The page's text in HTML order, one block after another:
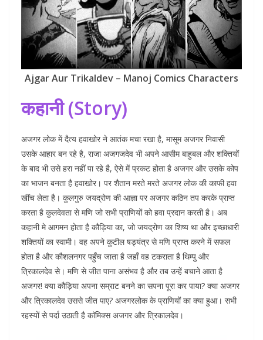
Ajgar Aur Trikaldev – Manoj Comics Characters
कहानी (Story)
अजगर लोक में दैत्य हवाखोर ने आतंक मचा रखा है, मासूम अजगर निवासी
उसके आहार बन रहे है, राजा अजगजदेव भी अपने आसीम बाहुबल और शक्तियों
के बाद भी उसे हरा नहीं पा रहे है, ऐसे में प्रकट होता है अजगर और उसके कोप
का भाजन बनता है हवाखोर। पर शैतान मरते मरते अजगर लोक की काफी हवा
खींच लेता है। कुलगुरु जयद्रोण की आज्ञा पर अजगर कठिन तप करके प्राप्त
करता है कुलदेवता से मणि जो सभी प्राणियों को हवा प्रदान करती है। अब
कहानी मे आगमन होता है कौड़िया का, जो जयद्रोण का शिष्य था और इच्छाधारी
शक्तियों का स्वामी। वह अपने कुटील षड्यंत्र से मणि प्राप्त करने में सफल
होता है और कौशलनगर पहुँच जाता है जहाँ वह टकराता है थिम्पु और
त्रिकालदेव से। मणि से जीत पाना असंभव है और तब उन्हें बचाने आता है
अजगर! क्या कौड़िया अपना सम्राट बनने का सपना पूरा कर पाया? क्या अजगर
और त्रिकालदेव उससे जीत पाए? अजगरलोक के प्राणियों का क्या हुआ। सभी
रहस्यों से पर्दा उठाती है काॅमिक्स अजगर और त्रिकालदेव।